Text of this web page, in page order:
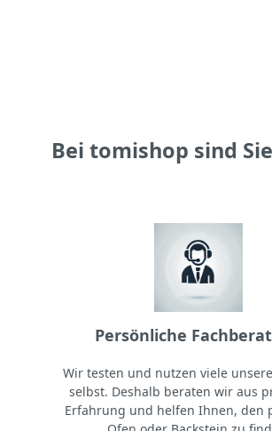
Bei tomishop sind
Persönliche
Wir testen und nutzen viele
selbst. Deshalb beraten wir aus
Erfahrung und helfen Ihnen, den